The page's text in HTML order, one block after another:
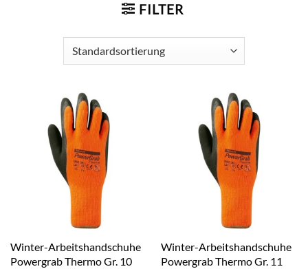
FILTER
Winter-Arbeitshandschuhe
Powergrab Thermo Gr. 10
Winter-Arbeitshandschuhe
Powergrab Thermo Gr. 11